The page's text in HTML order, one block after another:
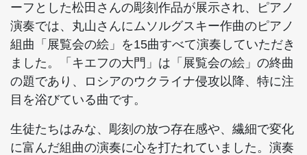
ーフとした松田さんの彫刻作品が展示され、ピアノ
演奏では、丸山さんにムソルグスキー作曲のピアノ
組曲「展覧会の絵」を15曲すべて演奏していただき
ました。「キエフの大門」は「展覧会の絵」の終曲
の題であり、ロシアのウクライナ侵攻以降、特に注
目を浴びている曲です。
生徒たちはみな、彫刻の放つ存在感や、繊細で変化
に富んだ組曲の演奏に心を打たれていました。演奏